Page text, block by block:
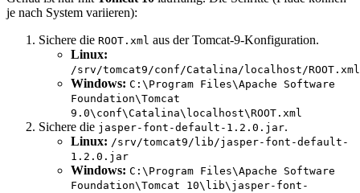
je nach System variieren):
Sichere die ROOT.xml aus der Tomcat-9-Konfiguration.
Linux:
/srv/tomcat9/conf/Catalina/localhost/ROOT.xml
Windows: C:\Program Files\Apache Software
Foundation\Tomcat
9.0\conf\Catalina\localhost\ROOT.xml
Sichere die jasper-font-default-1.2.0.jar.
Linux: /srv/tomcat9/lib/jasper-font-default-
1.2.0.jar
Windows: C:\Program Files\Apache Software
Foundation\Tomcat 10\lib\jasper-font-